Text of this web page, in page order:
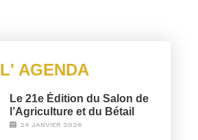
L' AGENDA
Le 21e Édition du Salon de
l’Agriculture et du Bétail
24 JANVIER 2026